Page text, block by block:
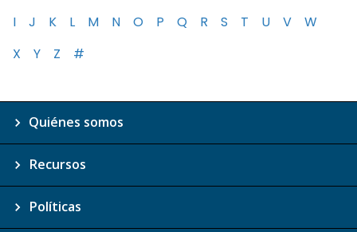
I
J K L M N O P Q R S T U V
W
X
Y Z #
Quiénes somos
Recursos
Políticas